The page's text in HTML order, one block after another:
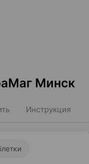
Минск
Инструкция